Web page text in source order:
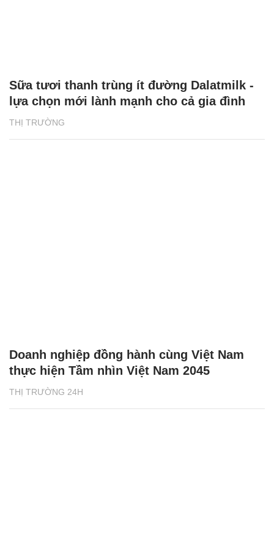
THỊ TRƯỜNG
Sữa tươi thanh trùng ít đường Dalatmilk -
lựa chọn mới lành mạnh cho cả gia đình
THỊ TRƯỜNG 24H
Doanh nghiệp đồng hành cùng Việt Nam
thực hiện Tầm nhìn Việt Nam 2045